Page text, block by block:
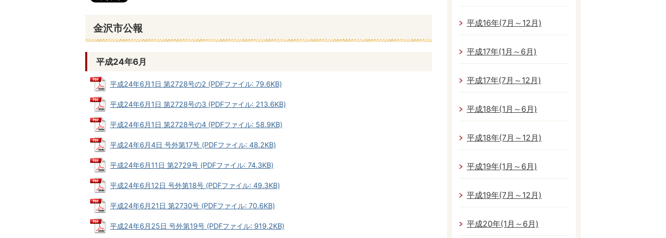
金沢市公報
平成24年6月
平成24年6月1日 第2728号の2 (PDFファイル: 79.6KB)
平成24年6月1日 第2728号の3 (PDFファイル: 213.6KB)
平成24年6月1日 第2728号の4 (PDFファイル: 58.9KB)
平成24年6月4日 号外第17号 (PDFファイル: 48.2KB)
平成24年6月11日 第2729号 (PDFファイル: 74.3KB)
平成24年6月12日 号外第18号 (PDFファイル: 49.3KB)
平成24年6月21日 第2730号 (PDFファイル: 70.6KB)
平成24年6月25日 号外第19号 (PDFファイル: 919.2KB)
平成16年(7月～12月)
平成17年(1月～6月)
平成17年(7月～12月)
平成18年(1月～6月)
平成18年(7月～12月)
平成19年(1月～6月)
平成19年(7月～12月)
平成20年(1月～6月)